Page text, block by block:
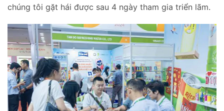
chúng tôi gặt hái được sau 4 ngày tham gia triển lãm.